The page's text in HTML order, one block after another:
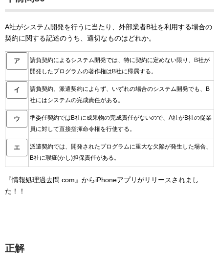
A社がシステム開発を行うに当たり、外部業者B社を利用する場合の
契約に関する記述のうち、適切なものはどれか。
ア
請負契約によるシステム開発では、特に契約に定めない限り、B社が
開発したプログラムの著作権はB社に帰属する。
イ
請負契約、派遣契約によらず、いずれの場合のシステム開発でも、B
社にはシステムの完成責任がある。
ウ
準委任契約ではB社に成果物の完成責任がないので、A社がB社の従業
員に対して直接指揮命令権を行使する。
エ
派遣契約では、開発されたプログラムに重大な欠陥が発生した場合、
B社に瑕疵(かし)担保責任がある。
『情報処理過去問.com』からiPhoneアプリがリリースされまし
た！！
正解